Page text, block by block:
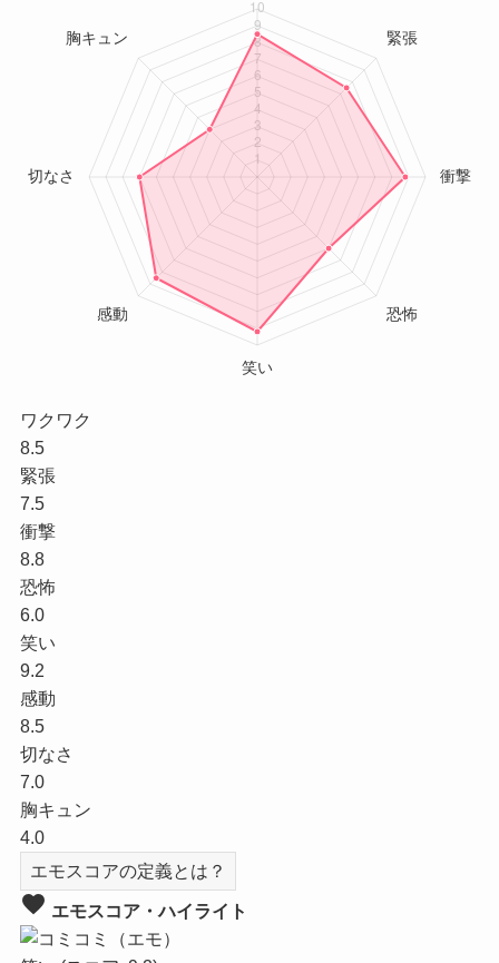
ワクワク
8.5
緊張
7.5
衝撃
8.8
恐怖
6.0
笑い
9.2
感動
8.5
切なさ
7.0
胸キュン
4.0
エモスコアの定義とは？
favorite エモスコア・ハイライト